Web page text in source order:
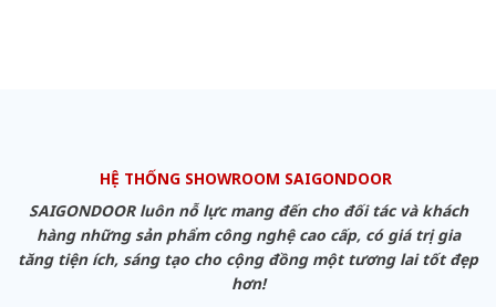
HỆ THỐNG SHOWROOM SAIGONDOOR
SAIGONDOOR luôn nỗ lực mang đến cho đối tác và khách
hàng những sản phẩm công nghệ cao cấp, có giá trị gia
tăng tiện ích, sáng tạo cho cộng đồng một tương lai tốt đẹp
hơn!